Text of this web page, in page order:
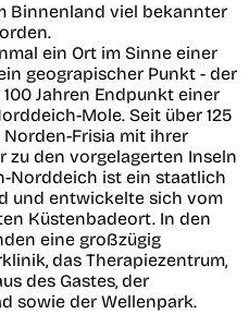
Binnenland viel bekannter
ein Ort im Sinne einer
geograpischer Punkt - der
Jahren Endpunkt einer
Mole. Seit über 125
Frisia mit ihrer
den vorgelagerten Inseln
Norddeich ist ein staatlich
und entwickelte sich vom
Küstenbadeort. In den
eine großzügig
das Therapiezentrum,
des Gastes, der
sowie der Wellenpark.